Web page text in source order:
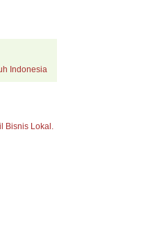
Indonesia
Bisnis Lokal.